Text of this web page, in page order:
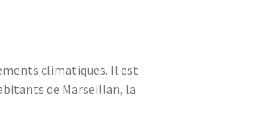
climatiques. Il est
de Marseillan, la